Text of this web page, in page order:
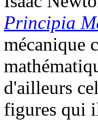
Principia
mécanique
d'ailleurs
figures qui